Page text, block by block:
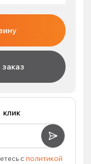
клик
с политикой